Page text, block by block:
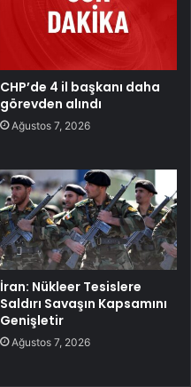
CHP’de 4 il başkanı daha
görevden alındı
Ağustos 7, 2026
İran: Nükleer Tesislere
Saldırı Savaşın Kapsamını
Genişletir
Ağustos 7, 2026